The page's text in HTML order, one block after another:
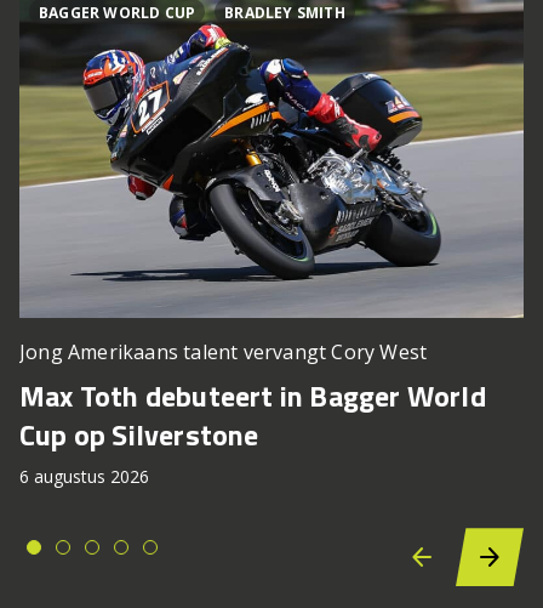
BAGGER WORLD CUP BRADLEY SMITH
Jong Amerikaans talent vervangt Cory West
Max Toth debuteert in Bagger World
Cup op Silverstone
6 augustus 2026